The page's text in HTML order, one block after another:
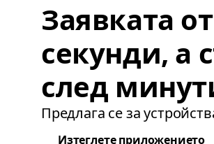
Заявката
секунди, а
след
Предлага се за
Изтеглете приложението